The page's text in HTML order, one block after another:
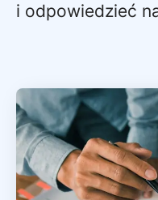
i odpowiedzieć